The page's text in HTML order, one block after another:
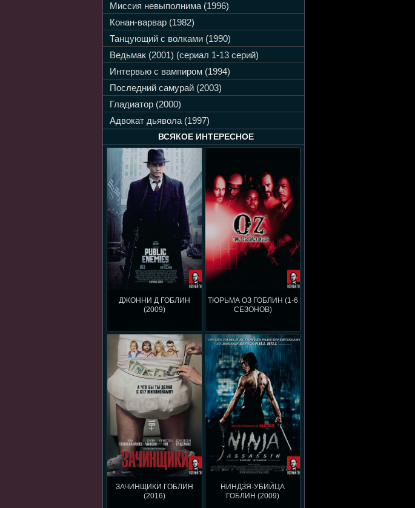
Миссия невыполнима (1996)
Конан-варвар (1982)
Танцующий с волками (1990)
Ведьмак (2001) (сериал 1-13 серий)
Интервью с вампиром (1994)
Последний самурай (2003)
Гладиатор (2000)
Адвокат дьявола (1997)
ВСЯКОЕ ИНТЕРЕСНОЕ
ДЖОННИ Д ГОБЛИН
(2009)
ТЮРЬМА ОЗ ГОБЛИН (1-6
СЕЗОНОВ)
ЗАЧИНЩИКИ ГОБЛИН
(2016)
НИНДЗЯ-УБИЙЦА
ГОБЛИН (2009)